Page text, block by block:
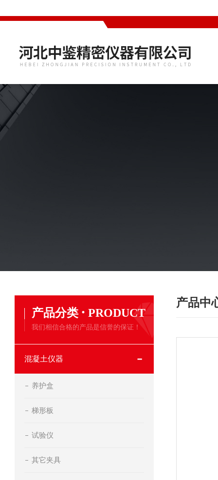
产品分类 · PRODUCT
我们相信合格的产品是信誉的保证！
混凝土仪器
养护盒
梯形板
试验仪
其它夹具
产品中